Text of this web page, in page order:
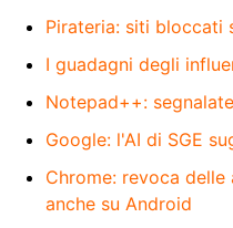
Pirateria: siti bloccati
I guadagni degli
Notepad++:
Google: l'AI di SGE
Chrome: revoca
anche su Android